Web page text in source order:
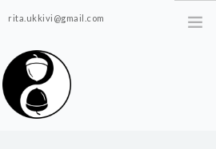
rita.ukkivi@gmail.com